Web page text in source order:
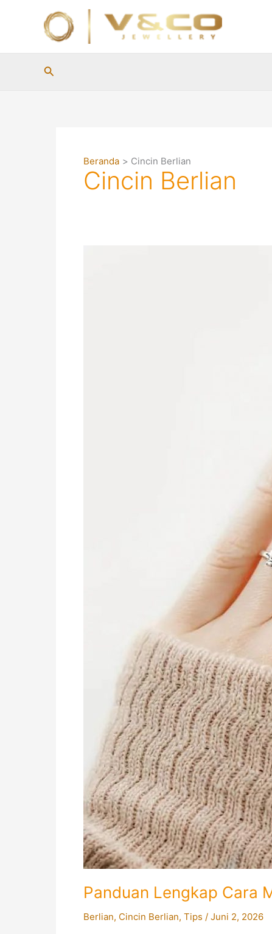
Cari
Beranda Cincin Berlian
Cincin Berlian
Panduan Lengkap Cara
Berlian, Cincin Berlian, Tips / Juni 2, 2026